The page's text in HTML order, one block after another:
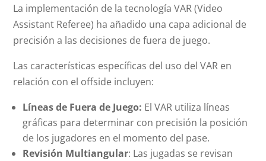
La implementación de la tecnología VAR (Video
Assistant Referee) ha añadido una capa adicional de
precisión a las decisiones de fuera de juego.
Las características específicas del uso del VAR en
relación con el offside incluyen:
Líneas de Fuera de Juego: El VAR utiliza líneas
gráficas para determinar con precisión la posición
de los jugadores en el momento del pase.
Revisión Multiangular: Las jugadas se revisan